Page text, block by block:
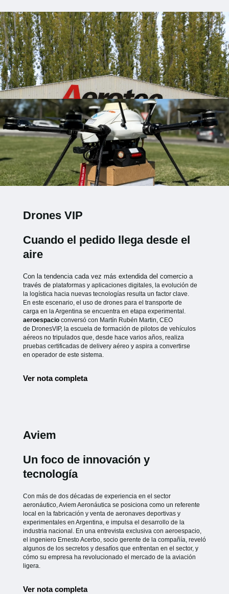
Drones VIP
Cuando el pedido llega desde el
aire
Con la tendencia cada vez más extendida del comercio a
través de plataformas y aplicaciones digitales, la evolución de
la logística hacia nuevas tecnologías resulta un factor clave.
En este escenario, el uso de drones para el transporte de
carga en la Argentina se encuentra en etapa experimental.
aeroespacioconversó con Martín Rubén Martin, CEO
de DronesVIP, la escuela de formación de pilotos de vehículos
aéreos no tripulados que, desde hace varios años, realiza
pruebas certificadas de delivery aéreo y aspira a convertirse
en operador de este sistema.
Ver nota completa
Aviem
Un foco de innovación y
tecnología
Con más de dos décadas de experiencia en el sector
aeronáutico, Aviem Aeronáutica se posiciona como un referente
local en la fabricación y venta de aeronaves deportivas y
experimentales en Argentina, e impulsa el desarrollo de la
industria nacional. En una entrevista exclusiva con aeroespacio,
el ingeniero Ernesto Acerbo, socio gerente de la compañía, reveló
algunos de los secretos y desafíos que enfrentan en el sector, y
cómo su empresa ha revolucionado el mercado de la aviación
ligera.
Ver nota completa